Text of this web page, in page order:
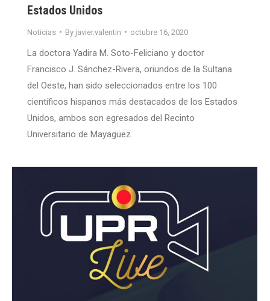
Estados Unidos
Noticias By javier.valentin octubre 16, 2020
La doctora Yadira M. Soto-Feliciano y doctor
Francisco J. Sánchez-Rivera, oriundos de la Sultana
del Oeste, han sido seleccionados entre los 100
científicos hispanos más destacados de los Estados
Unidos, ambos son egresados del Recinto
Universitario de Mayagüez.